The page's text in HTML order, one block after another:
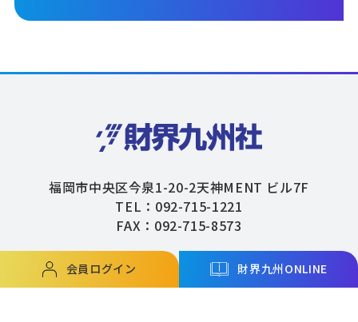
会員ログイン 財界九州ONLINE
福岡市中央区今泉1-20-2天神MENT ビル7F
TEL：092-715-1221
FAX：092-715-8573
Copyright © ZAIKAIKYUSHU Co,.Ltd. All Rights Reserved.